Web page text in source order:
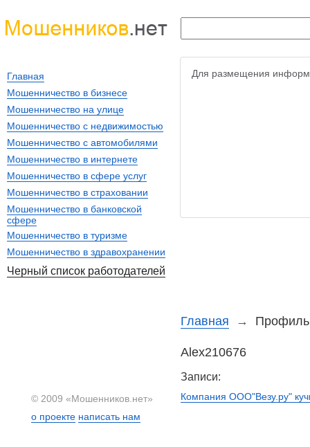
Для размещения
Главная → Профиль
Alex210676
Записи:
Компания ООО"Везу.ру"
Главная
Мошенничество в бизнесе
Мошенничество на улице
Мошенничество с недвижимостью
Мошенничество с автомобилями
Мошенничество в интернете
Мошенничество в сфере услуг
Мошенничество в страховании
Мошенничество в банковской
сфере
Мошенничество в туризме
Мошенничество в здравохранении
Черный список работодателей
© 2009 «Мошенников.нет»
о проекте написать нам